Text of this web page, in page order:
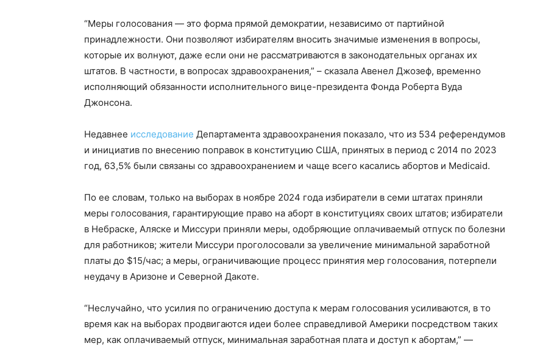
“Меры голосования — это форма прямой демократии, независимо от партийной
принадлежности. Они позволяют избирателям вносить значимые изменения в вопросы,
которые их волнуют, даже если они не рассматриваются в законодательных органах их
штатов. В частности, в вопросах здравоохранения,” – сказала Авенел Джозеф, временно
исполняющий обязанности исполнительного вице-президента Фонда Роберта Вуда
Джонсона.
Недавнее исследование Департамента здравоохранения показало, что из 534 референдумов
и инициатив по внесению поправок в конституцию США, принятых в период с 2014 по 2023
год, 63,5% были связаны со здравоохранением и чаще всего касались абортов и Medicaid.
По ее словам, только на выборах в ноябре 2024 года избиратели в семи штатах приняли
меры голосования, гарантирующие право на аборт в конституциях своих штатов; избиратели
в Небраске, Аляске и Миссури приняли меры, одобряющие оплачиваемый отпуск по болезни
для работников; жители Миссури проголосовали за увеличение минимальной заработной
платы до $15/час; а меры, ограничивающие процесс принятия мер голосования, потерпели
неудачу в Аризоне и Северной Дакоте.
“Неслучайно, что усилия по ограничению доступа к мерам голосования усиливаются, в то
время как на выборах продвигаются идеи более справедливой Америки посредством таких
мер, как оплачиваемый отпуск, минимальная заработная плата и доступ к абортам,” —